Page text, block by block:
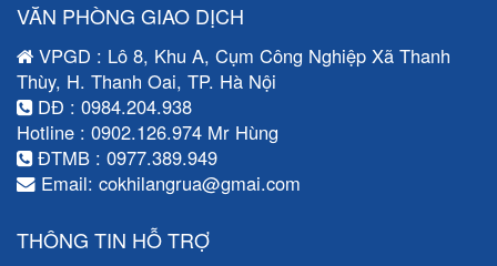
VĂN PHÒNG GIAO DỊCH
VPGD : Lô 8, Khu A, Cụm Công Nghiệp Xã Thanh
Thùy, H. Thanh Oai, TP. Hà Nội
DĐ : 0984.204.938
Hotline : 0902.126.974 Mr Hùng
ĐTMB : 0977.389.949
Email: cokhilangrua@gmai.com
THÔNG TIN HỖ TRỢ